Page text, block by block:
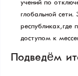
учений по
глобальной
республиках, где
доступом к
Подведём